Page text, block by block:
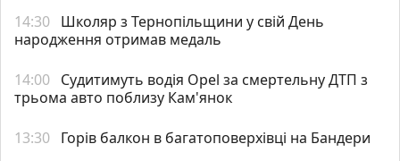
14:30 Школяр з Тернопільщини у свій День
народження отримав медаль
14:00 Судитимуть водія Opel за смертельну ДТП з
трьома авто поблизу Кам'янок
13:30 Горів балкон в багатоповерхівці на Бандери